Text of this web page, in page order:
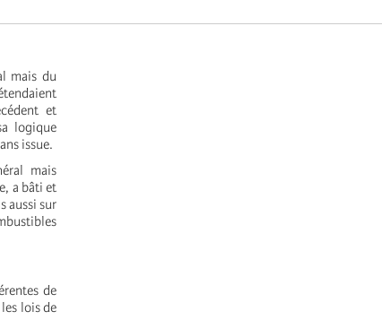
mais du
et
logique
issue.
mais
a bâti et
aussi sur
de
lois de